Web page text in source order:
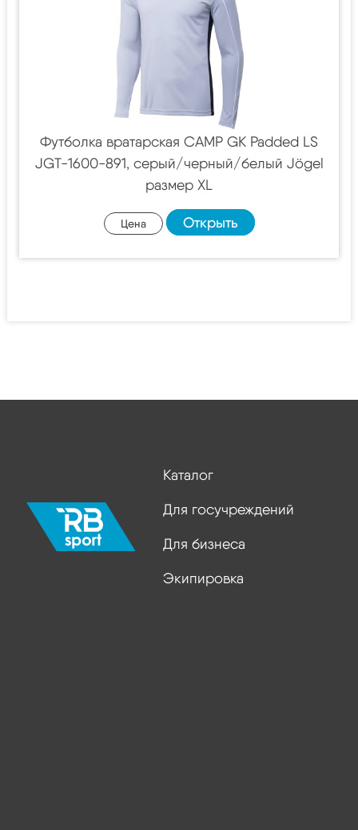
Футболка вратарская CAMP GK Padded LS
JGT-1600-891, серый/черный/белый Jögel
размер XL
Цена Открыть
Каталог
Для госучреждений
Для бизнеса
Экипировка